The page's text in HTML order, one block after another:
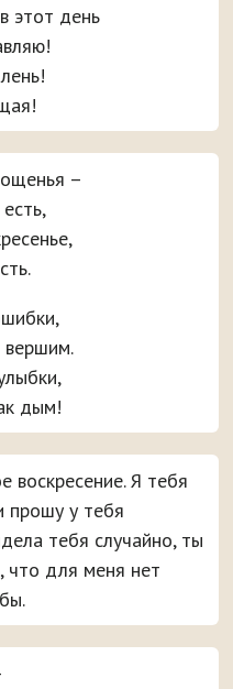
этот день
–
вершим.
дым!
воскресение. Я тебя
прошу у тебя
тебя случайно, ты
что для меня нет